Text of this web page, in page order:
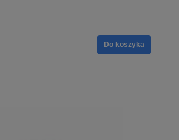
Do koszyka